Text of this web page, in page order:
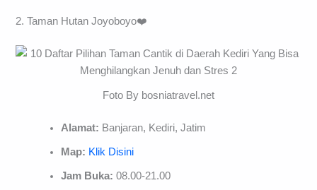
2. Taman Hutan Joyoboyo❤️
Foto By bosniatravel.net
Alamat: Banjaran, Kediri, Jatim
Map: Klik Disini
Jam Buka: 08.00-21.00